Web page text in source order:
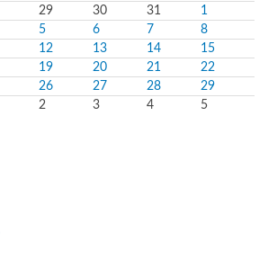
29 30 31
1
5 6 7
8
12 13 14
15
19 20 21
22
26 27 28
29
2 3 4 5